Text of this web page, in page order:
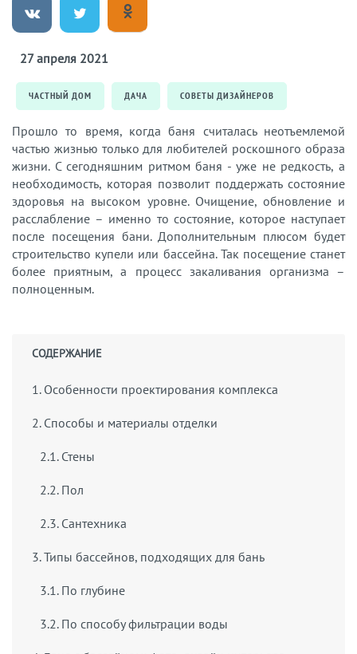
27 апреля 2021
ЧАСТНЫЙ ДОМ ДАЧА СОВЕТЫ ДИЗАЙНЕРОВ
Прошло то время, когда баня считалась неотъемлемой
частью жизнью только для любителей роскошного образа
жизни. С сегодняшним ритмом баня - уже не редкость, а
необходимость, которая позволит поддержать состояние
здоровья на высоком уровне. Очищение, обновление и
расслабление – именно то состояние, которое наступает
после посещения бани. Дополнительным плюсом будет
строительство купели или бассейна. Так посещение станет
более приятным, а процесс закаливания организма –
полноценным.
СОДЕРЖАНИЕ
1. Особенности проектирования комплекса
2. Способы и материалы отделки
2.1. Стены
2.2. Пол
2.3. Сантехника
3. Типы бассейнов, подходящих для бань
3.1. По глубине
3.2. По способу фильтрации воды